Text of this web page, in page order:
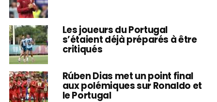
Les joueurs du Portugal
s’étaient déjà préparés à être
critiqués
Rúben Dias met un point final
aux polémiques sur Ronaldo et
le Portugal